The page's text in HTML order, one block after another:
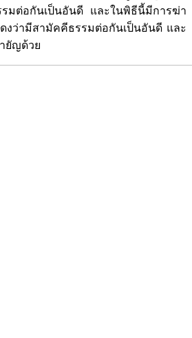
รมต่อกันเป็นอันดี และในพิธีนี้มีการฆ่า
งว่ามีสามัคคีธรรมต่อกันเป็นอันดี และ
ยัญด้วย